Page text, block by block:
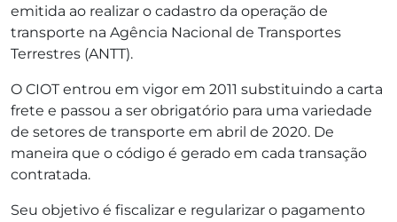
emitida ao realizar o cadastro da operação de
transporte na Agência Nacional de Transportes
Terrestres (ANTT).
O CIOT entrou em vigor em 2011 substituindo a carta
frete e passou a ser obrigatório para uma variedade
de setores de transporte em abril de 2020. De
maneira que o código é gerado em cada transação
contratada.
Seu objetivo é fiscalizar e regularizar o pagamento